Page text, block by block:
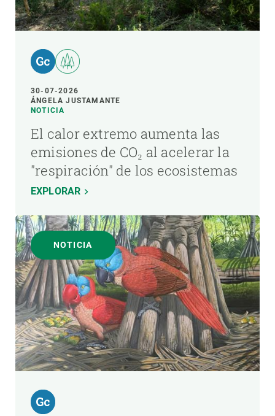
30-07-2026
ÁNGELA JUSTAMANTE
NOTICIA
El calor extremo aumenta las
emisiones de CO₂ al acelerar la
"respiración" de los ecosistemas
EXPLORAR
NOTICIA